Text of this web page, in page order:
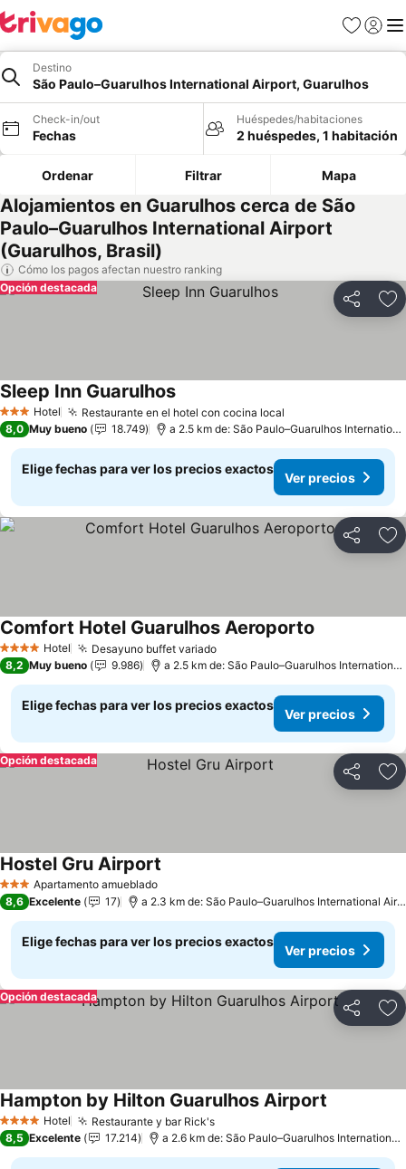
Favoritos
Iniciar
Destino
São Paulo–Guarulhos International Airport, Guarulhos
Check-in/out
Fechas
Huéspedes/habitaciones
2 huéspedes, 1 habitación
Ordenar Filtrar Mapa
Alojamientos en Guarulhos cerca de São
Paulo–Guarulhos International Airport
(Guarulhos, Brasil)
Cómo los pagos afectan nuestro ranking
Compartir
Opción destacada
3 Estrellas
Hotel Restaurante en el hotel con cocina local
Sleep Inn Guarulhos
8,0 Muy bueno 18.749 a 2.5 km de: São Paulo–Guarulhos International Airport
Elige fechas para ver los precios exactos
Ver precios
Compartir
4 EstrellasHotel Desayuno buffet variado
Comfort Hotel Guarulhos Aeroporto
8,2 Muy bueno 9.986 a 2.5 km de: São Paulo–Guarulhos International Airport
Elige fechas para ver los precios exactos
Ver precios
Compartir
Opción destacada
3 EstrellasApartamento amueblado
Hostel Gru Airport
8,6 Excelente 17 a 2.3 km de: São Paulo–Guarulhos International Airport
Elige fechas para ver los precios exactos
Ver precios
Compartir
Opción destacada
4 EstrellasHotel Restaurante y bar Rick's
Hampton by Hilton Guarulhos Airport
8,5 Excelente 17.214 a 2.6 km de: São Paulo–Guarulhos International Airport